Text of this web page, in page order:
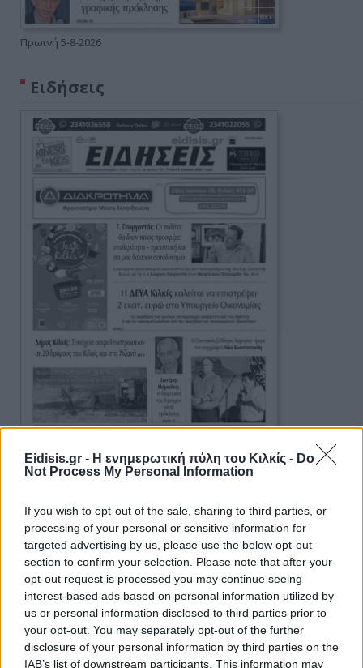
Eidisis.gr - Η ενημερωτική πύλη του Κιλκίς - Do
Not Process My Personal Information
If you wish to opt-out of the sale, sharing to third parties, or
processing of your personal or sensitive information for
targeted advertising by us, please use the below opt-out
section to confirm your selection. Please note that after your
opt-out request is processed you may continue seeing
interest-based ads based on personal information utilized by
us or personal information disclosed to third parties prior to
your opt-out. You may separately opt-out of the further
disclosure of your personal information by third parties on the
IAB’s list of downstream participants. This information may
Πρωινή 5-8-2026
Ειδήσεις